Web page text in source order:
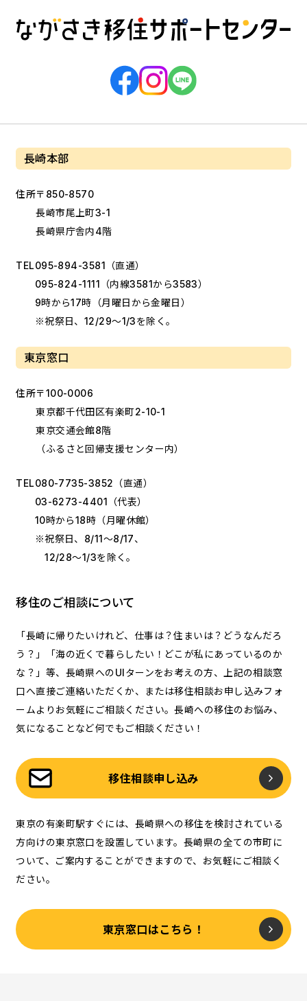
長崎本部
住所〒850-8570
長崎市尾上町3-1
長崎県庁舎内4階
TEL095-894-3581
（直通）
095-824-1111
（内線3581から3583）
9時から17時（月曜日から金曜日）
※祝祭日、12/29～1/3を除く。
東京窓口
住所〒100-0006
東京都千代田区有楽町2-10-1
東京交通会館8階
（ふるさと回帰支援センター内）
TEL080-7735-3852 （直通）
03-6273-4401
（代表）
10時から18時（月曜休館）
※祝祭日、8/11～8/17、
12/28～1/3を除く。
移住のご相談について
「長崎に帰りたいけれど、仕事は？住まいは？どうなんだろ
う？」「海の近くで暮らしたい！どこが私にあっているのか
な？」等、長崎県へのUIターンをお考えの方、上記の相談窓
口へ直接ご連絡いただくか、または移住相談お申し込みフォ
ームよりお気軽にご相談ください。長崎への移住のお悩み、
気になることなど何でもご相談ください！
移住相談申し込み
東京の有楽町駅すぐには、長崎県への移住を検討されている
方向けの東京窓口を設置しています。長崎県の全ての市町に
ついて、ご案内することができますので、お気軽にご相談く
ださい。
東京窓口はこちら！